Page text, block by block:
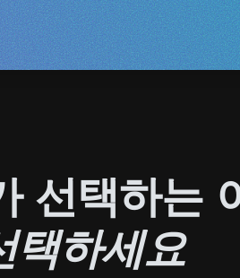
선택하는
택하세요